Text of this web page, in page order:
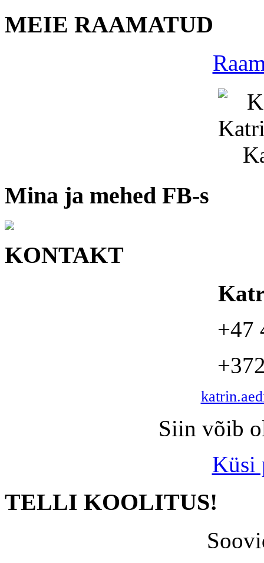
MEIE RAAMATUD
Mina ja mehed FB-s
KONTAKT
+47
Siin võib
Küsi
TELLI KOOLITUS!